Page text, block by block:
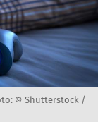
© Shutterstock /